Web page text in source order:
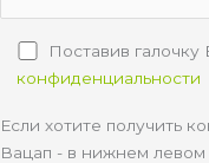
Поставив
конфиденциальности
Если хотите получить
Вацап - в нижнем левом